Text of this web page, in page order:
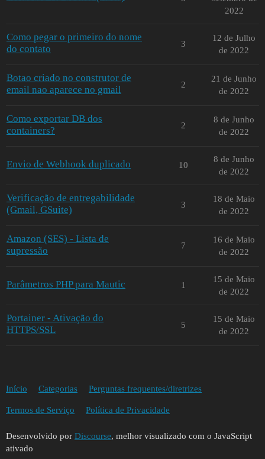
2022
Como pegar o primeiro do nome
do contato
3
12 de Julho
de 2022
Botao criado no construtor de
email nao aparece no gmail
2
21 de Junho
de 2022
Como exportar DB dos
containers?
2
8 de Junho
de 2022
Envio de Webhook duplicado 10
8 de Junho
de 2022
Verificação de entregabilidade
(Gmail, GSuite)
3
18 de Maio
de 2022
Amazon (SES) - Lista de
supressão
7
16 de Maio
de 2022
Parâmetros PHP para Mautic 1
15 de Maio
de 2022
Portainer - Ativação do
HTTPS/SSL
5
15 de Maio
de 2022
Início Categorias Perguntas frequentes/diretrizes
Termos de Serviço Política de Privacidade
Desenvolvido por Discourse, melhor visualizado com o JavaScript
ativado